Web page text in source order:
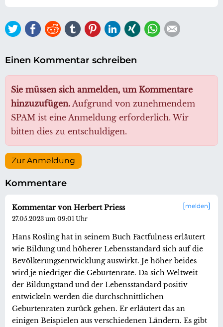
TwitterFacebook
ReddittumblrPinterestLinkedIn
Xing WhatsApp
Einen Kommentar schreiben
Sie müssen sich anmelden, um Kommentare
hinzuzufügen. Aufgrund von zunehmendem
SPAM ist eine Anmeldung erforderlich. Wir
bitten dies zu entschuldigen.
Zur Anmeldung
Kommentare
melden
Kommentar von Herbert Priess
27.05.2023 um 09:01 Uhr
Hans Rosling hat in seinem Buch Factfulness erläutert
wie Bildung und höherer Lebensstandard sich auf die
Bevölkerungsentwicklung auswirkt. Je höher beides
wird je niedriger die Geburtenrate. Da sich Weltweit
der Bildungstand und der Lebensstandard positiv
entwickeln werden die durchschnittlichen
Geburtenraten zurück gehen. Er erläutert das an
einigen Beispielen aus verschiedenen Ländern. Es gibt